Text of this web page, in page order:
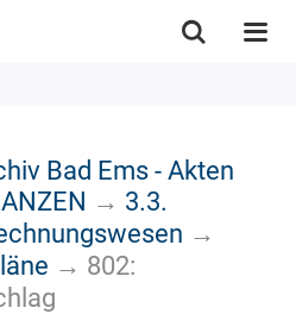
Bad Ems - Akten
→ 3.3.
→
→ 802: